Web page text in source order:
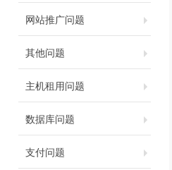
网站推广问题
其他问题
主机租用问题
数据库问题
支付问题